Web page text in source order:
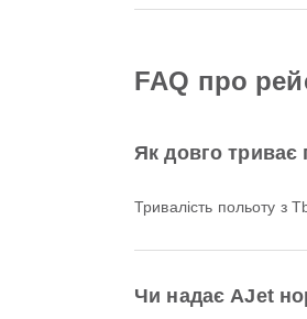
FAQ про
Як довго триває
Тривалість польоту з
Чи надає AJet